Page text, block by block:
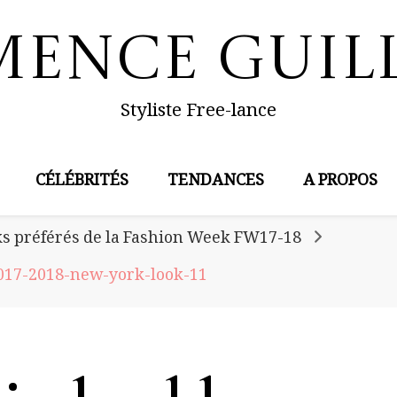
Styliste Free-lance
CÉLÉBRITÉS TENDANCES A PROPOS
préférés de la Fashion Week FW17-18
2018-new-york-look-11